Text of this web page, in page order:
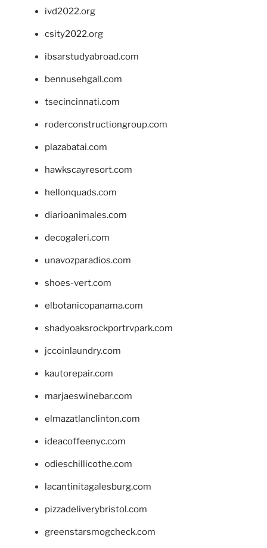
ivd2022.org
csity2022.org
ibsarstudyabroad.com
bennusehgall.com
tsecincinnati.com
roderconstructiongroup.com
plazabatai.com
hawkscayresort.com
hellonquads.com
diarioanimales.com
decogaleri.com
unavozparadios.com
shoes-vert.com
elbotanicopanama.com
shadyoaksrockportrvpark.com
jccoinlaundry.com
kautorepair.com
marjaeswinebar.com
elmazatlanclinton.com
ideacoffeenyc.com
odieschillicothe.com
lacantinitagalesburg.com
pizzadeliverybristol.com
greenstarsmogcheck.com